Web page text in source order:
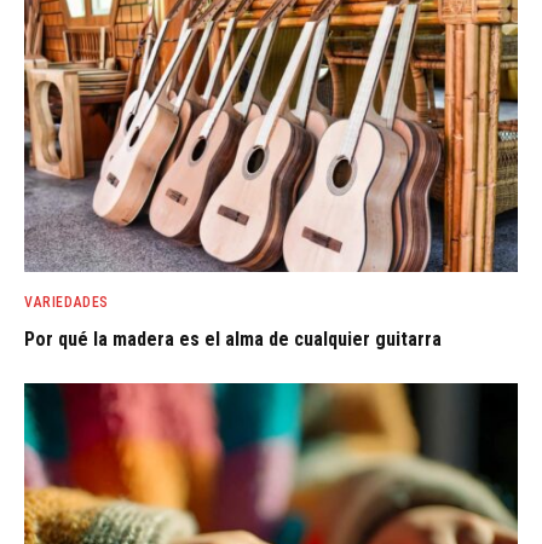
VARIEDADES
Por qué la madera es el alma de cualquier guitarra